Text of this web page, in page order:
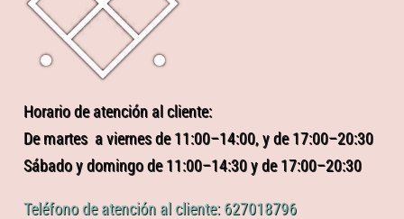
Horario de atención al cliente:
De martes a viernes de 11:00–14:00, y de 17:00–20:30
Sábado y domingo de 11:00–14:30 y de 17:00–20:30
Teléfono de atención al cliente: 627018796